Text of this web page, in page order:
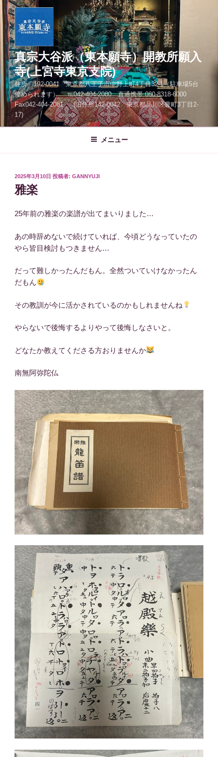
コ
ン
テ
ン
へ
ス
キ
ッ
プ
真宗大谷派（東本願寺）開教所願入
寺(上宮寺東京支院)
住所 192-0041 東京都八王子市中野上町4丁目32-1（駐車場5台
停められます） ℡042-404-2080 直通携帯 080-8318-6000
Fax042-404-2081 (旧住所142-0042 東京都品川区豊町3丁目2-
17)
メニュー
投
稿
日:
2025年3月10日 投稿者: GANNYUJI
雅楽
25年前の雅楽の楽譜が出てまいりました…
あの時辞めないで続けていれば、今頃どうなっていたの
やら皆目検討もつきません…
だって難しかったんだもん。全然ついていけなかったん
だもん
その教訓が今に活かされているのかもしれませんね
やらないで後悔するよりやって後悔しなさいと。
どなたか教えてくださる方おりませんか
南無阿弥陀仏